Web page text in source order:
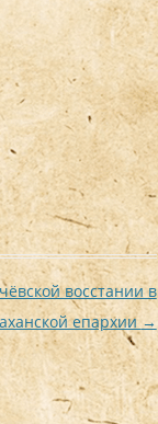
восстании в
епархии→